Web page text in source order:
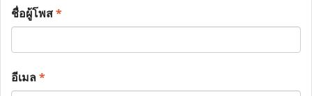
ชื่อผู้โพส*
อีเมล*